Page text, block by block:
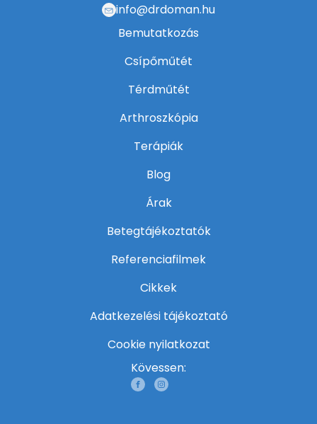
info@drdoman.hu
Bemutatkozás
Csípőműtét
Térdműtét
Arthroszkópia
Terápiák
Blog
Árak
Betegtájékoztatók
Referenciafilmek
Cikkek
Adatkezelési tájékoztató
Cookie nyilatkozat
Kövessen: